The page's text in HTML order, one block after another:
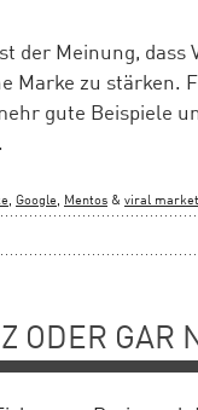
der Meinung,
Marke zu stärken.
gute Beispiele
.
Google Mentos & viral
ODER GAR